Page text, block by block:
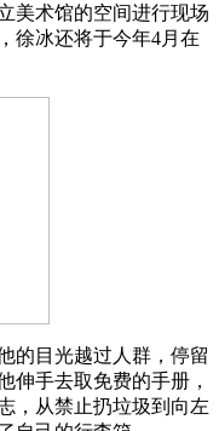
美术馆的空间进行现场
徐冰还将于今年4月在
的目光越过人群，停留
伸手去取免费的手册，
，从禁止扔垃圾到向左